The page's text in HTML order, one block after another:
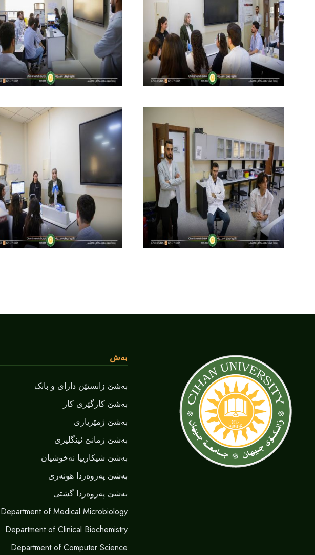
بەش
بەشێ زانستێن دارای و بانک
بەشێ کارگێری کار
بەشێ ژمێریاری
بەشێ زمانێ ‌‌ئینگلیزی
بەشێ شیکارییا نەخوشیان
بەشێ پەروەردا هونەری
بەشێ پەروەردا گشتی
Department of Medical Microbiology
Department of Clinical Biochemistry
Department of Computer Science